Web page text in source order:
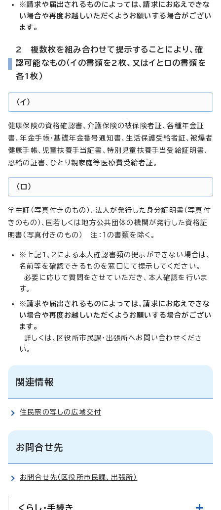
※請求や届出されるものによっては、請求にお応えできな
い場合や再度お越しいただくようお願いする場合がござい
ます。
2 複数枚を組み合わせて提示することにより、確
認可能なもの（イの書類を2枚、又はイとロの書類を
各1枚）
（イ）
健康保険の資格確認書、介護保険の被保険者証、各種年金証
書、年金手帳・基礎年金番号通知書、生活保護受給者証、被爆者
健康手帳、児童扶養手当証書、特別児童扶養手当受給証明書、
恩給の証書、ひとり親家庭等医療費受給者証。
（ロ）
学生証（写真付きのもの）、法人が発行した身分証明書（写真付
きのもの）、国若しくは地方公共団体の機関が発行した資格証
明書（写真付きのもの） 注：1の書類を除く。
※上記1、2による本人確認書類の提示ができない場合は、
名前等を確認できるものを窓口にて提示してください。
必要に応じて質問をさせていただき、本人確認を行いま
す。
※請求や届出されるものによっては、請求にお応えできな
い場合や再度お越しいただくようお願いする場合がござい
ます。
詳しくは、区役所市民課・出張所へお問い合わせくださ
い。
関連情報
住民票の写しの広域交付
お問合せ先
お問合せ先（区役所市民課、出張所）
くらし・手続き